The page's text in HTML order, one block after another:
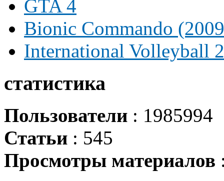
GTA 4
Bionic Commando
International Volleyball
статистика
Пользователи : 1985994
Статьи : 545
Просмотры материалов